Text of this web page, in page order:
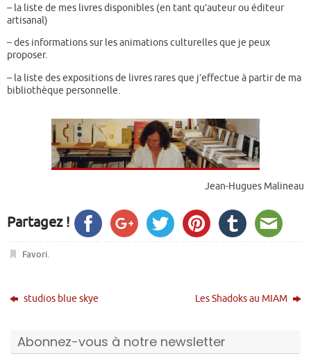
– la liste de mes livres disponibles (en tant qu’auteur ou éditeur
artisanal)
– des informations sur les animations culturelles que je peux
proposer.
– la liste des expositions de livres rares que j’effectue à partir de ma
bibliothèque personnelle.
Jean-Hugues Malineau
Partagez !
Favori.
studios blue skye Les Shadoks au MIAM
Abonnez-vous à notre newsletter